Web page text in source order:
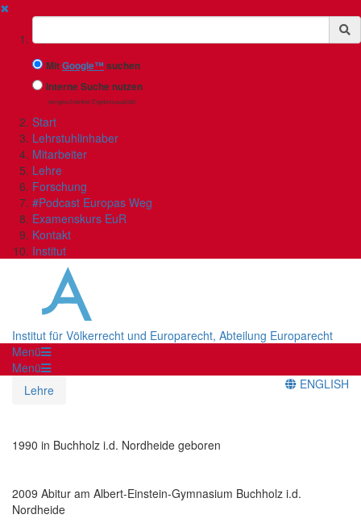
✖
Suchbegriff
MitGoogle™suchen
Interne Suche nutzen
(eingeschränkte Ergebnisqualität)
Start
Lehrstuhlinhaber
Mitarbeiter
Lehre
Forschung
#Podcast Europas Weg
Examenskurs EuR
Kontakt
Institut
Institut für Völkerrecht und Europarecht, Abteilung Europarecht
Menü
Menü
Lehre
ENGLISH
1990 in Buchholz i.d. Nordheide geboren
2009 Abitur am Albert-Einstein-Gymnasium Buchholz i.d.
Nordheide